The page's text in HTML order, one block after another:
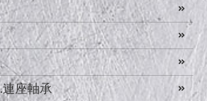
座軸承